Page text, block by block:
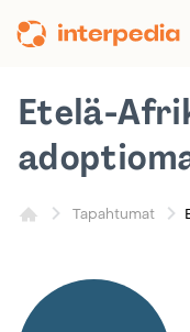
sisältöön
Tapahtumat
Etelä-